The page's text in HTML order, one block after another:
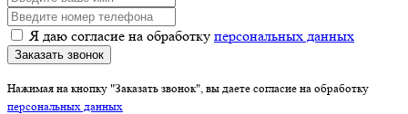
Я даю согласие на обработку персональных данных
Заказать звонок
Нажимая на кнопку "Заказать звонок", вы даете согласие на обработку
персональных данных